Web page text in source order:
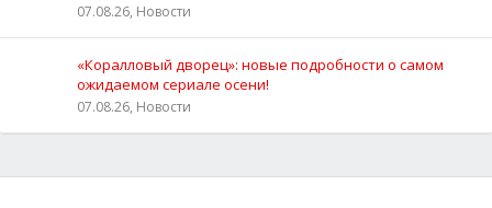
07.08.26, Новости
«Коралловый дворец»: новые подробности о самом
ожидаемом сериале осени!
07.08.26, Новости